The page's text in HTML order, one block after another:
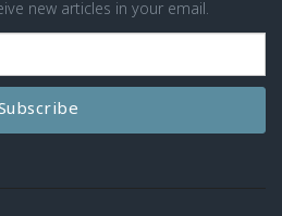
new articles in your email.